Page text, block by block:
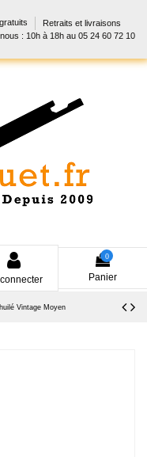
Retraits et livraisons
: 10h à 18h au 05 24 60 72 10
0
Panier
Vintage Moyen